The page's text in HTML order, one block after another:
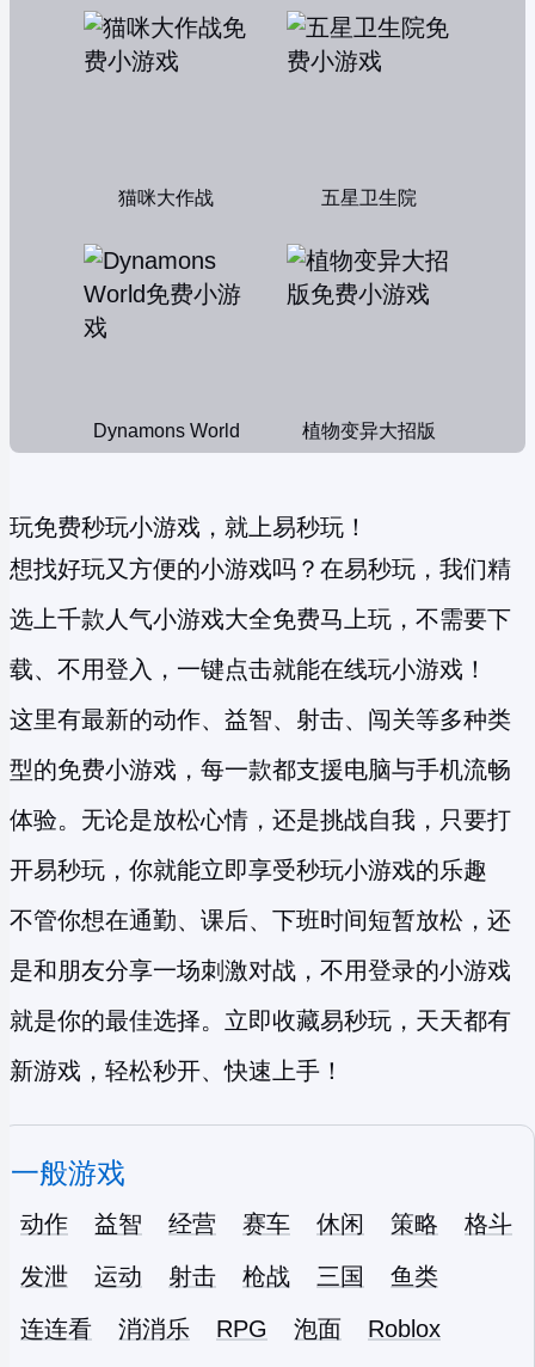
猫咪大作战 五星卫生院
Dynamons World 植物变异大招版
玩免费秒玩小游戏，就上易秒玩！
想找好玩又方便的小游戏吗？在易秒玩，我们精
选上千款人气小游戏大全免费马上玩，不需要下
载、不用登入，一键点击就能在线玩小游戏！
这里有最新的动作、益智、射击、闯关等多种类
型的免费小游戏 ，每一款都支援电脑与手机流畅
体验。无论是放松心情，还是挑战自我，只要打
开易秒玩，你就能立即享受秒玩小游戏的乐趣
不管你想在通勤、课后、下班时间短暂放松，还
是和朋友分享一场刺激对战，不用登录的小游戏
就是你的最佳选择。立即收藏易秒玩，天天都有
新游戏，轻松秒开、快速上手！
一般游戏
动作 益智 经营 赛车 休闲 策略
格斗
发泄
运动 射击 枪战 三国
鱼类
连连看
消消乐 RPG 泡面
Roblox